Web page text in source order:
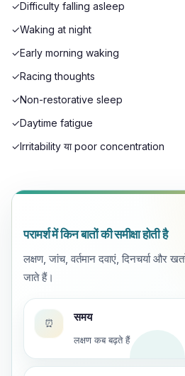
✓Difficulty falling asleep
✓Waking at night
✓Early morning waking
✓Racing thoughts
✓Non-restorative sleep
✓Daytime fatigue
✓Irritability या poor concentration
परामर्श में किन बातों की समीक्षा होती है
लक्षण, जांच, वर्तमान दवाएं, दिनचर्या और
जाते हैं।
⏰ समय
लक्षण कब बढ़ते हैं